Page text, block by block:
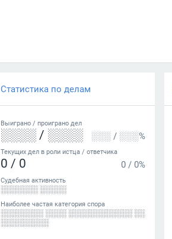
Статистика по делам
Выиграно / проиграно дел
░░░░ / ░░░░ ░░░ / ░░░%
Текущих дел в роли истца / ответчика
0 / 0 0 / 0%
Судебная активность
░░░░░░░ ░░░░░
Наиболее частая категория спора
░░░░░░░░ ░░░░ ░░░░░░░░░░░░ ░░
░░░░░░░░░